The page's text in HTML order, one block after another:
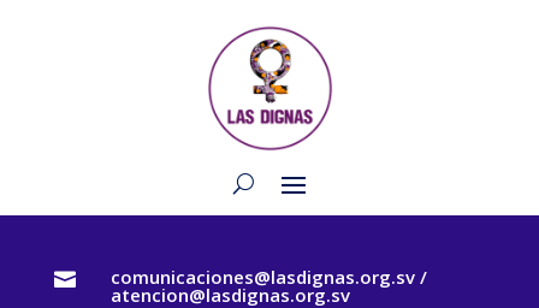
 comunicaciones@lasdignas.org.sv /
atencion@lasdignas.org.sv